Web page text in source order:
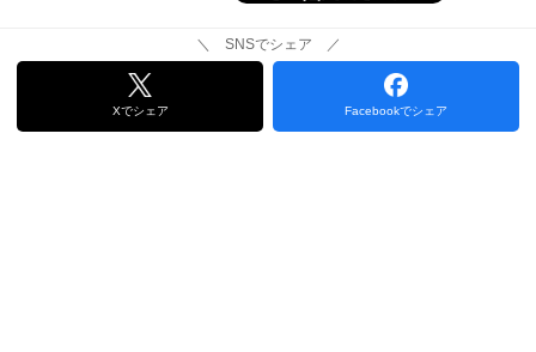
＼ SNSでシェア ／
Xでシェア Facebookでシェア